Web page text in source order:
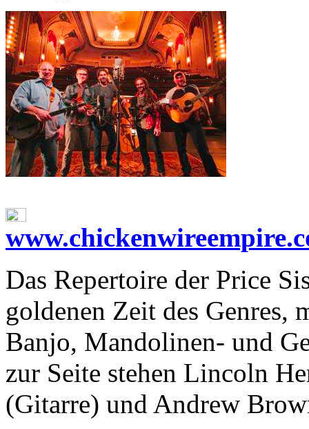
Das Re­per­toire der Price
gol­de­nen Zeit des Gen­res,
Banjo, Man­do­li­nen-​ und
zur Seite ste­hen Lin­coln
(Gi­tar­re) und An­d­rew